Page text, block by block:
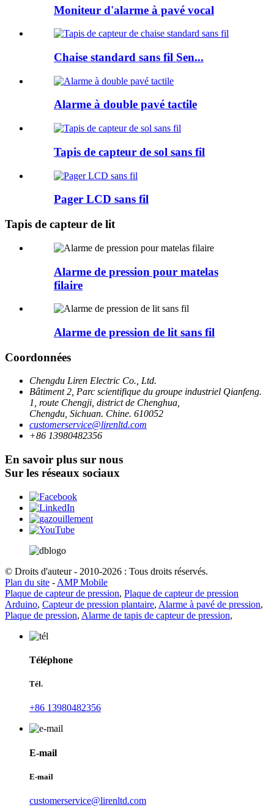
Moniteur d'alarme à pavé vocal
Chaise standard sans fil Sen...
Alarme à double pavé tactile
Tapis de capteur de sol sans fil
Pager LCD sans fil
Tapis de capteur de lit
Alarme de pression pour matelas
filaire
Alarme de pression de lit sans fil
Coordonnées
Chengdu Liren Electric Co., Ltd.
Bâtiment 2, Parc scientifique du groupe industriel Qianfeng.
1, route Chengji, district de Chenghua,
Chengdu, Sichuan. Chine. 610052
customerservice@lirenltd.com
+86 13980482356
En savoir plus sur nous
Sur les réseaux sociaux
© Droits d'auteur - 2010-2026 : Tous droits réservés.
Plan du site - AMP Mobile
Plaque de capteur de pression, Plaque de capteur de pression
Arduino, Capteur de pression plantaire, Alarme à pavé de pression,
Plaque de pression, Alarme de tapis de capteur de pression,
Téléphone
Tél.
+86 13980482356
E-mail
E-mail
customerservice@lirenltd.com